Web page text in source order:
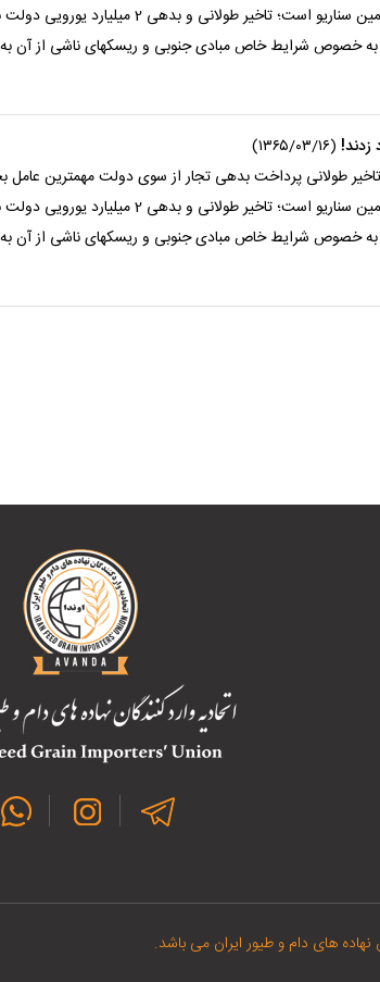
دهد دست فرمان سال جاری مسوولان و متولیان نیز
به خصوص شرایط خاص مبادی جنوبی و ریسکهای ناشی از آن
(۱۳۶۵/۰۳/۱۶)
تاخیر طولانی پرداخت بدهی تجار از سوی دولت مهمترین
دهد دست فرمان سال جاری مسوولان و متولیان نیز
به خصوص شرایط خاص مبادی جنوبی و ریسکهای ناشی از آن
های دام و طیور ایران می باشد.